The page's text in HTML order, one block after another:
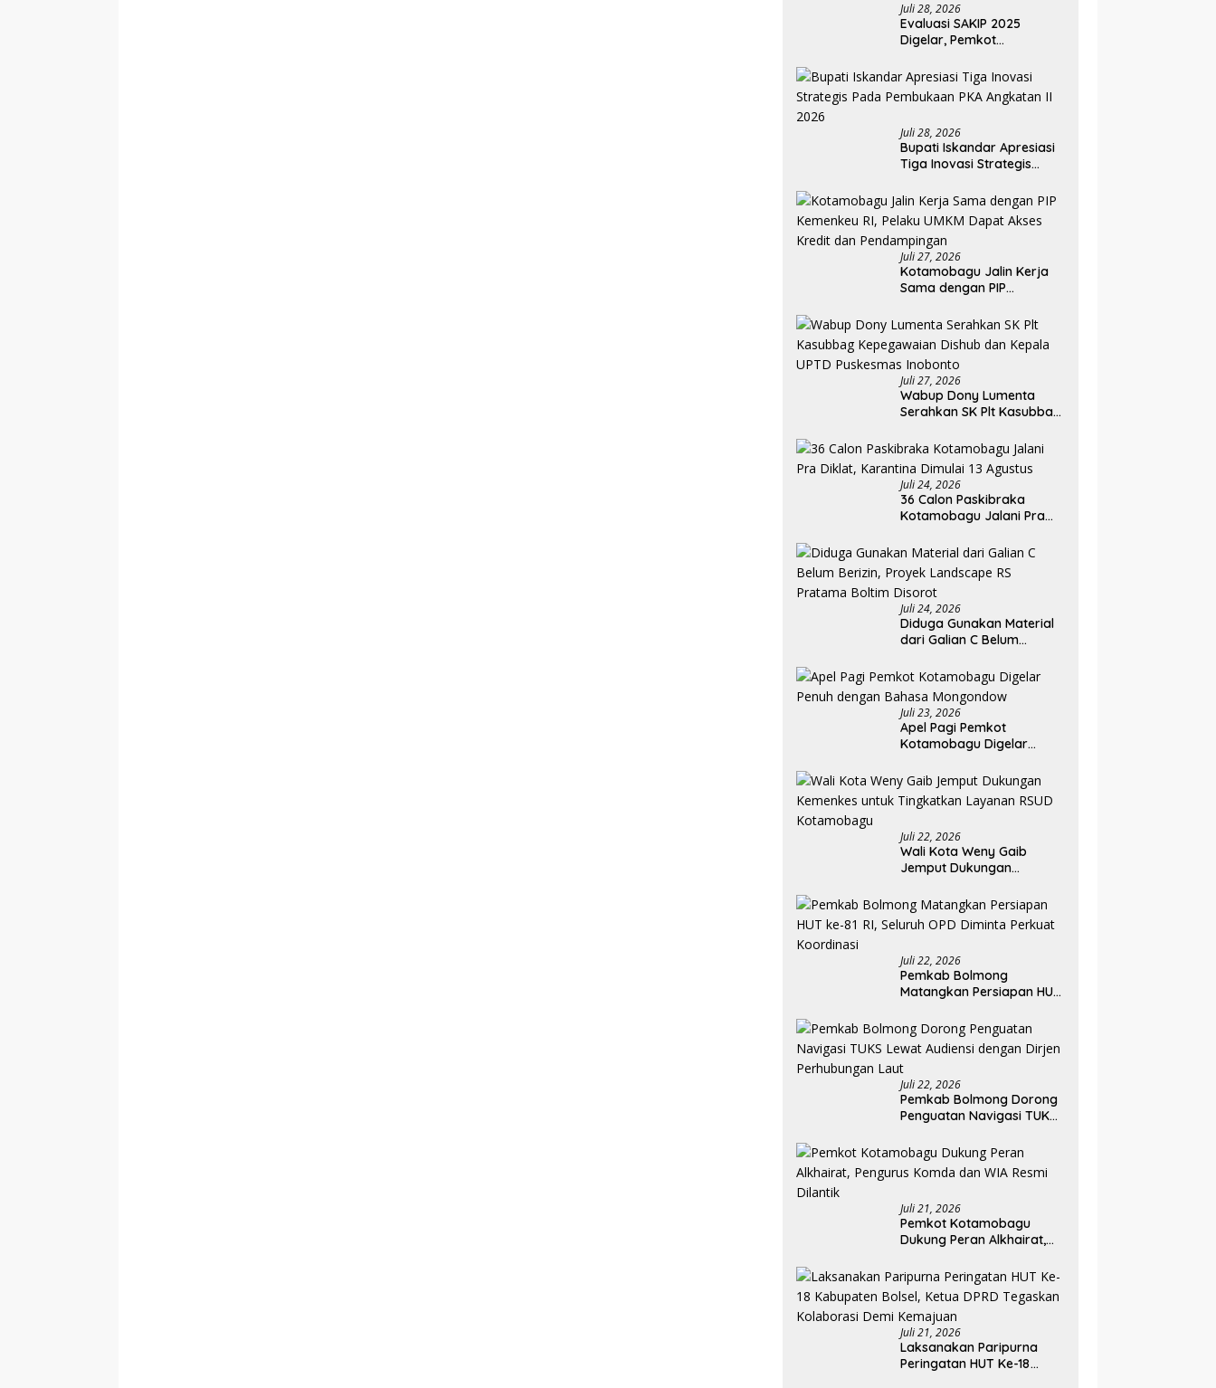
Juli 28, 2026
Evaluasi SAKIP 2025
Digelar, Pemkot
Tingkatkan Tata Kelola
Pemerintahan
Juli 28, 2026
Bupati Iskandar Apresiasi
Tiga Inovasi Strategis
Angkatan II 2026
Juli 27, 2026
Kotamobagu Jalin Kerja
Sama dengan PIP
Dapat Akses Kredit dan
Pendampingan
Juli 27, 2026
Wabup Dony Lumenta
Serahkan SK Plt Kasubbag
Kepala UPTD Puskesmas
Inobonto
Juli 24, 2026
36 Calon Paskibraka
Kotamobagu Jalani Pra
Agustus
Juli 24, 2026
Diduga Gunakan Material
dari Galian C Belum
RS Pratama Boltim Disorot
Juli 23, 2026
Apel Pagi Pemkot
Kotamobagu Digelar
Mongondow
Juli 22, 2026
Wali Kota Weny Gaib
Jemput Dukungan
Tingkatkan Layanan RSUD
Kotamobagu
Juli 22, 2026
Pemkab Bolmong
Matangkan Persiapan HUT
Diminta Perkuat
Koordinasi
Juli 22, 2026
Pemkab Bolmong Dorong
Penguatan Navigasi TUKS
Dirjen Perhubungan Laut
Juli 21, 2026
Pemkot Kotamobagu
Dukung Peran Alkhairat,
Resmi Dilantik
Juli 21, 2026
Laksanakan Paripurna
Peringatan HUT Ke-18